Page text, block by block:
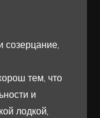
созерцание,
тем, что
и
лодкой,